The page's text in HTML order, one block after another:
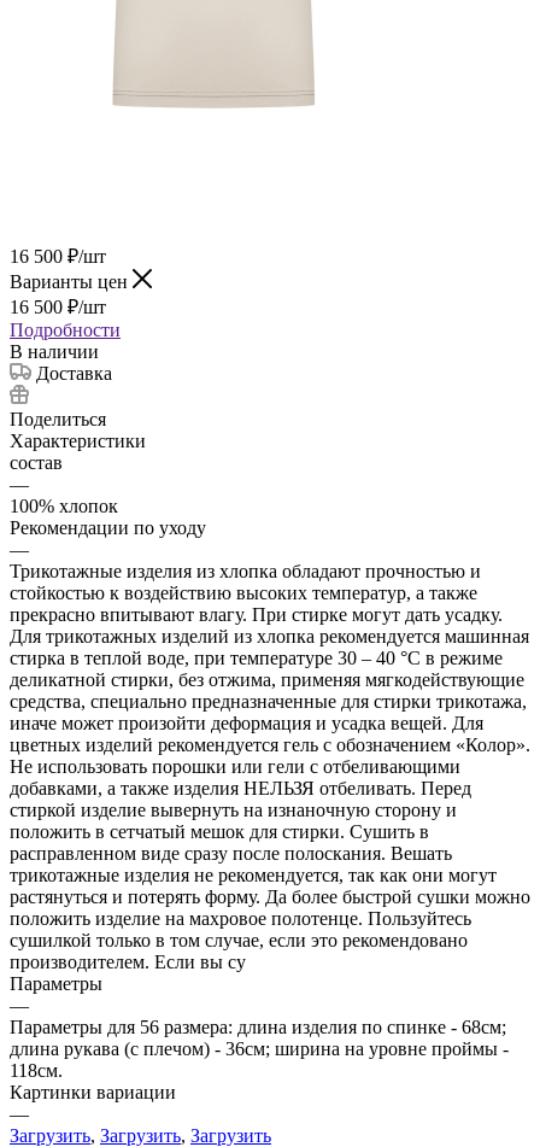
16 500 ₽/шт
Варианты цен
16 500 ₽/шт
Подробности
В наличии
Доставка
Поделиться
Характеристики
состав
—
100% хлопок
Рекомендации по уходу
—
Трикотажные изделия из хлопка обладают прочностью и
стойкостью к воздействию высоких температур, а также
прекрасно впитывают влагу. При стирке могут дать усадку.
Для трикотажных изделий из хлопка рекомендуется машинная
стирка в теплой воде, при температуре 30 – 40 °C в режиме
деликатной стирки, без отжима, применяя мягкодействующие
средства, специально предназначенные для стирки трикотажа,
иначе может произойти деформация и усадка вещей. Для
цветных изделий рекомендуется гель с обозначением «Колор».
Не использовать порошки или гели с отбеливающими
добавками, а также изделия НЕЛЬЗЯ отбеливать. Перед
стиркой изделие вывернуть на изнаночную сторону и
положить в сетчатый мешок для стирки. Сушить в
расправленном виде сразу после полоскания. Вешать
трикотажные изделия не рекомендуется, так как они могут
растянуться и потерять форму. Да более быстрой сушки можно
положить изделие на махровое полотенце. Пользуйтесь
сушилкой только в том случае, если это рекомендовано
производителем. Если вы су
Параметры
—
Параметры для 56 размера: длина изделия по спинке - 68см;
длина рукава (с плечом) - 36см; ширина на уровне проймы -
118см.
Картинки вариации
—
Загрузить, Загрузить, Загрузить